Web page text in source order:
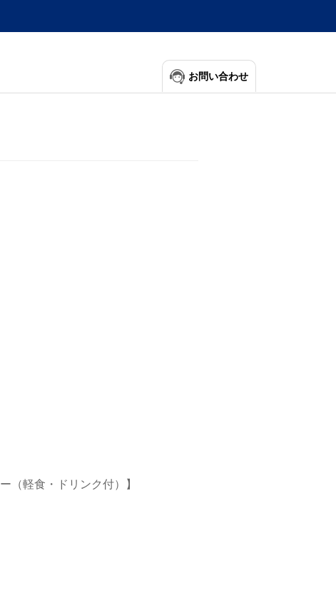
お問い合わせ
（軽食・ドリンク付）】